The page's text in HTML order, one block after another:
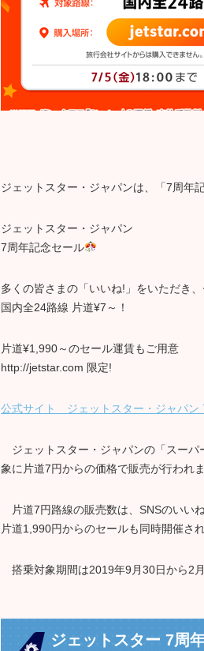
ジェットスター・ジャパンは、「7周年
ジェットスター・ジャパン
7周年記念セール
多くの皆さまの「いいね!」をいただき
国内全24路線 片道¥7～！
片道¥1,990～のセール運賃もご用意
http://jetstar.com 限定!
公式サイト ジェットスター・ジャパン
ジェットスター・ジャパンの「スーパ
象に片道7円からの価格で販売が行われ
片道7円路線の販売数は、SNSのいい
片道1,990円からのセールも同時開催され
搭乗対象期間は2019年9月30日から2
ジェットスター 7周